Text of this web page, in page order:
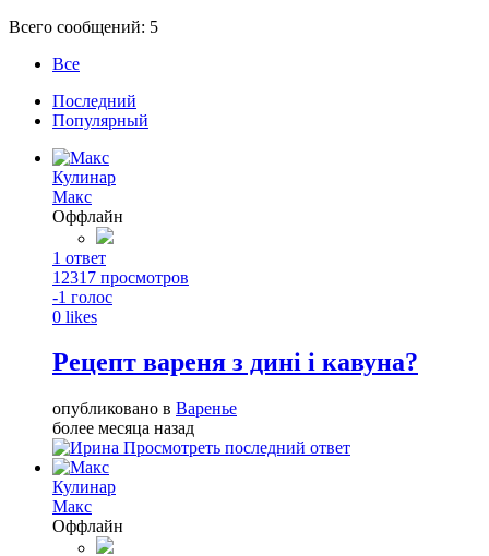
Всего сообщений: 5
Все
Последний
Популярный
Кулинар
Макс
Оффлайн
1 ответ
12317 просмотров
-1 голос
0 likes
Рецепт вареня з динi i кавуна?
опубликовано в Варенье
более месяца назад
Просмотреть последний ответ
Кулинар
Макс
Оффлайн